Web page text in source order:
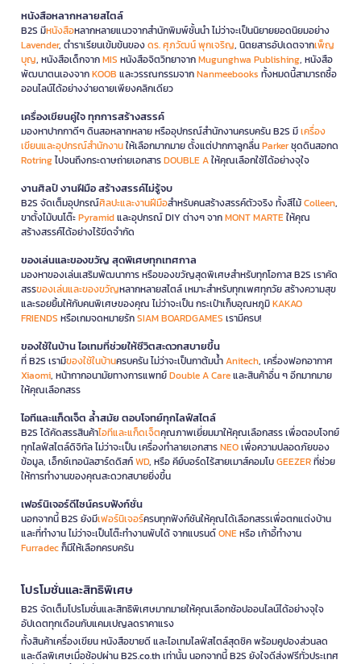
หนังสือหลากหลายสไตล์
B2S มีหนังสือหลากหลายแนวจากสำนักพิมพ์ชั้นนำ ไม่ว่าจะเป็นนิยายยอดนิยมอย่าง
Lavender, ตำราเรียนเข้มข้นของดร. ศุภวัฒน์ พุกเจริญ, นิตยสารอัปเดตจากเพ็ญ
บุญ, หนังสือเด็กจากMIS หนังสือจิตวิทยาจากMugunghwa Publishing, หนังสือ
พัฒนาตนเองจากKOOB และวรรณกรรมจากNanmeebooks ทั้งหมดนี้สามารถซื้อ
ออนไลน์ได้อย่างง่ายดายเพียงคลิกเดียว
เครื่องเขียนคู่ใจ ทุกการสร้างสรรค์
มองหาปากกาดีๆ ดินสอหลากหลาย หรืออุปกรณ์สำนักงานครบครัน B2S มีเครื่อง
เขียนและอุปกรณ์สำนักงานให้เลือกมากมาย ตั้งแต่ปากกาลูกลื่นParkerชุดดินสอกด
Rotringไปจนถึงกระดาษถ่ายเอกสารDOUBLE Aให้คุณเลือกใช้ได้อย่างจุใจ
งานศิลป์ งานฝีมือ สร้างสรรค์ไม่รู้จบ
B2S จัดเต็มอุปกรณ์ศิลปะและงานฝีมือสำหรับคนสร้างสรรค์ตัวจริง ทั้งสีไม้Colleen,
ขาตั้งไม้บนโต๊ะPyramidและอุปกรณ์ DIY ต่างๆ จากMONT MARTEให้คุณ
สร้างสรรค์ได้อย่างไร้ขีดจำกัด
ของเล่นและของขวัญ สุดพิเศษทุกเทศกาล
มองหาของเล่นเสริมพัฒนาการ หรือของขวัญสุดพิเศษสำหรับทุกโอกาส B2S เราคัด
สรรของเล่นและของขวัญหลากหลายสไตล์ เหมาะสำหรับทุกเพศทุกวัย สร้างความสุข
และรอยยิ้มให้กับคนพิเศษของคุณ ไม่ว่าจะเป็น กระเป๋าเก็บอุณหภูมิKAKAO
FRIENDS หรือเกมจดหมายรักSIAM BOARDGAMES เรามีครบ!
ของใช้ในบ้าน ไอเทมที่ช่วยให้ชีวิตสะดวกสบายขึ้น
ที่ B2S เรามีของใช้ในบ้านครบครัน ไม่ว่าจะเป็นกาต้มน้ำAnitech, เครื่องฟอกอากาศ
Xiaomi, หน้ากากอนามัยทางการแพทย์Double A Careและสินค้าอื่น ๆ อีกมากมาย
ให้คุณเลือกสรร
ไอทีและแก็ดเจ็ต ล้ำสมัย ตอบโจทย์ทุกไลฟ์สไตล์
B2S ได้คัดสรรสินค้าไอทีและแก็ดเจ็ตคุณภาพเยี่ยมมาให้คุณเลือกสรร เพื่อตอบโจทย์
ทุกไลฟ์สไตล์ดิจิทัล ไม่ว่าจะเป็น เครื่องทำลายเอกสารNEOเพื่อความปลอดภัยของ
ข้อมูล, เอ็กซ์เทอนัลฮาร์ดดิสก์WD, หรือ คีย์บอร์ดไร้สายเมาส์คอมโบGEEZERที่ช่วย
ให้การทำงานของคุณสะดวกสบายยิ่งขึ้น
เฟอร์นิเจอร์ดีไซน์ครบฟังก์ชั่น
นอกจากนี้ B2S ยังมีเฟอร์นิเจอร์ครบทุกฟังก์ชันให้คุณได้เลือกสรรเพื่อตกแต่งบ้าน
และที่ทำงาน ไม่ว่าจะเป็นโต๊ะทำงานพับได้ จากแบรนด์ONEหรือ เก้าอี้ทำงาน
Furradecก็มีให้เลือกครบครัน
โปรโมชั่นและสิทธิพิเศษ
B2S จัดเต็มโปรโมชั่นและสิทธิพิเศษมากมายให้คุณเลือกช้อปออนไลน์ได้อย่างจุใจ
อัปเดตทุกเดือนกับแคมเปญลดราคาแรง
ทั้งสินค้าเครื่องเขียน หนังสือขายดี และไอเทมไลฟ์สไตล์สุดชิค พร้อมคูปองส่วนลด
และดีลพิเศษเมื่อช้อปผ่าน B2S.co.th เท่านั้น นอกจากนี้ B2S ยังใจดีส่งฟรีทั่วประเทศ